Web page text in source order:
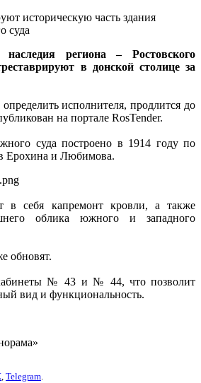
историческую часть здания
суда
наследия региона – Ростовского
в донской столице за
исполнителя, продлится до
на портале RosTender.
суда построено в 1914 году по
Ерохина и Любимова.
в себя капремонт кровли, а также
облика южного и западного
обновят.
№ 43 и № 44, что позволит
вид и функциональность.
, Telegram.